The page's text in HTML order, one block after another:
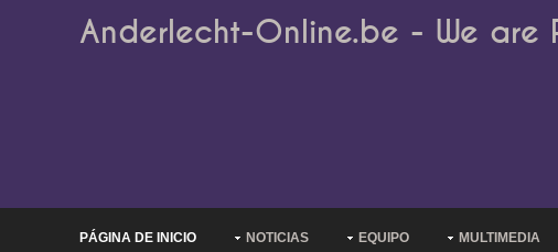
Anderlecht-Online.be - We are
PÁGINA DE INICIO NOTICIAS EQUIPO MULTIMEDIA